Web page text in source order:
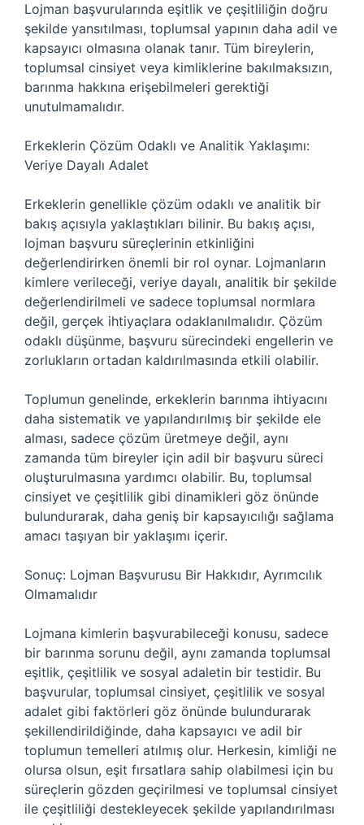
Lojman başvurularında eşitlik ve çeşitliliğin doğru
şekilde yansıtılması, toplumsal yapının daha adil ve
kapsayıcı olmasına olanak tanır. Tüm bireylerin,
toplumsal cinsiyet veya kimliklerine bakılmaksızın,
barınma hakkına erişebilmeleri gerektiği
unutulmamalıdır.
Erkeklerin Çözüm Odaklı ve Analitik Yaklaşımı:
Veriye Dayalı Adalet
Erkeklerin genellikle çözüm odaklı ve analitik bir
bakış açısıyla yaklaştıkları bilinir. Bu bakış açısı,
lojman başvuru süreçlerinin etkinliğini
değerlendirirken önemli bir rol oynar. Lojmanların
kimlere verileceği, veriye dayalı, analitik bir şekilde
değerlendirilmeli ve sadece toplumsal normlara
değil, gerçek ihtiyaçlara odaklanılmalıdır. Çözüm
odaklı düşünme, başvuru sürecindeki engellerin ve
zorlukların ortadan kaldırılmasında etkili olabilir.
Toplumun genelinde, erkeklerin barınma ihtiyacını
daha sistematik ve yapılandırılmış bir şekilde ele
alması, sadece çözüm üretmeye değil, aynı
zamanda tüm bireyler için adil bir başvuru süreci
oluşturulmasına yardımcı olabilir. Bu, toplumsal
cinsiyet ve çeşitlilik gibi dinamikleri göz önünde
bulundurarak, daha geniş bir kapsayıcılığı sağlama
amacı taşıyan bir yaklaşımı içerir.
Sonuç: Lojman Başvurusu Bir Hakkıdır, Ayrımcılık
Olmamalıdır
Lojmana kimlerin başvurabileceği konusu, sadece
bir barınma sorunu değil, aynı zamanda toplumsal
eşitlik, çeşitlilik ve sosyal adaletin bir testidir. Bu
başvurular, toplumsal cinsiyet, çeşitlilik ve sosyal
adalet gibi faktörleri göz önünde bulundurarak
şekillendirildiğinde, daha kapsayıcı ve adil bir
toplumun temelleri atılmış olur. Herkesin, kimliği ne
olursa olsun, eşit fırsatlara sahip olabilmesi için bu
süreçlerin gözden geçirilmesi ve toplumsal cinsiyet
ile çeşitliliği destekleyecek şekilde yapılandırılması